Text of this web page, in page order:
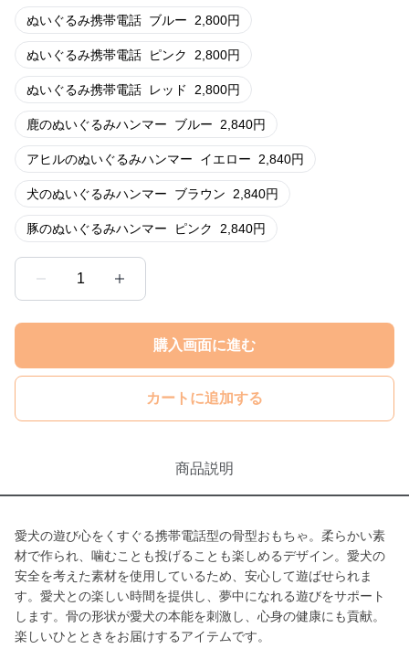
ぬいぐるみ携帯電話 ブルー 2,800円
ぬいぐるみ携帯電話 ピンク 2,800円
ぬいぐるみ携帯電話 レッド 2,800円
鹿のぬいぐるみハンマー ブルー 2,840円
アヒルのぬいぐるみハンマー イエロー 2,840円
犬のぬいぐるみハンマー ブラウン 2,840円
豚のぬいぐるみハンマー ピンク 2,840円
1
購入画面に進む
カートに追加する
商品説明
愛犬の遊び心をくすぐる携帯電話型の骨型おもちゃ。柔らかい素
材で作られ、噛むことも投げることも楽しめるデザイン。愛犬の
安全を考えた素材を使用しているため、安心して遊ばせられま
す。愛犬との楽しい時間を提供し、夢中になれる遊びをサポート
します。骨の形状が愛犬の本能を刺激し、心身の健康にも貢献。
楽しいひとときをお届けするアイテムです。